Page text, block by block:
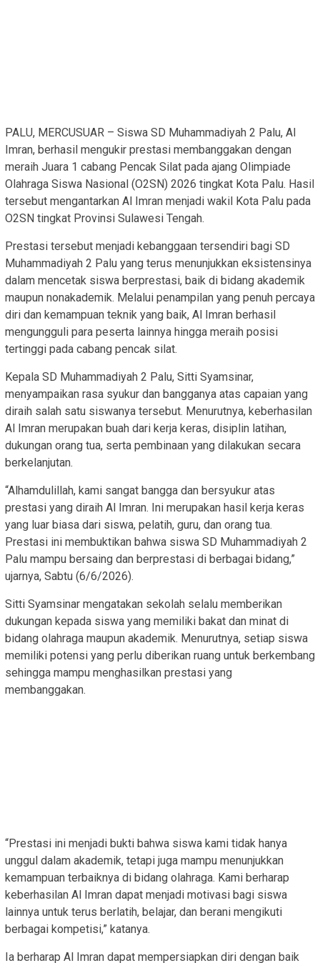
PALU, MERCUSUAR – Siswa SD Muhammadiyah 2 Palu, Al
Imran, berhasil mengukir prestasi membanggakan dengan
meraih Juara 1 cabang Pencak Silat pada ajang Olimpiade
Olahraga Siswa Nasional (O2SN) 2026 tingkat Kota Palu. Hasil
tersebut mengantarkan Al Imran menjadi wakil Kota Palu pada
O2SN tingkat Provinsi Sulawesi Tengah.
Prestasi tersebut menjadi kebanggaan tersendiri bagi SD
Muhammadiyah 2 Palu yang terus menunjukkan eksistensinya
dalam mencetak siswa berprestasi, baik di bidang akademik
maupun nonakademik. Melalui penampilan yang penuh percaya
diri dan kemampuan teknik yang baik, Al Imran berhasil
mengungguli para peserta lainnya hingga meraih posisi
tertinggi pada cabang pencak silat.
Kepala SD Muhammadiyah 2 Palu, Sitti Syamsinar,
menyampaikan rasa syukur dan bangganya atas capaian yang
diraih salah satu siswanya tersebut. Menurutnya, keberhasilan
Al Imran merupakan buah dari kerja keras, disiplin latihan,
dukungan orang tua, serta pembinaan yang dilakukan secara
berkelanjutan.
“Alhamdulillah, kami sangat bangga dan bersyukur atas
prestasi yang diraih Al Imran. Ini merupakan hasil kerja keras
yang luar biasa dari siswa, pelatih, guru, dan orang tua.
Prestasi ini membuktikan bahwa siswa SD Muhammadiyah 2
Palu mampu bersaing dan berprestasi di berbagai bidang,”
ujarnya, Sabtu (6/6/2026).
Sitti Syamsinar mengatakan sekolah selalu memberikan
dukungan kepada siswa yang memiliki bakat dan minat di
bidang olahraga maupun akademik. Menurutnya, setiap siswa
memiliki potensi yang perlu diberikan ruang untuk berkembang
sehingga mampu menghasilkan prestasi yang
membanggakan.
“Prestasi ini menjadi bukti bahwa siswa kami tidak hanya
unggul dalam akademik, tetapi juga mampu menunjukkan
kemampuan terbaiknya di bidang olahraga. Kami berharap
keberhasilan Al Imran dapat menjadi motivasi bagi siswa
lainnya untuk terus berlatih, belajar, dan berani mengikuti
berbagai kompetisi,” katanya.
Ia berharap Al Imran dapat mempersiapkan diri dengan baik